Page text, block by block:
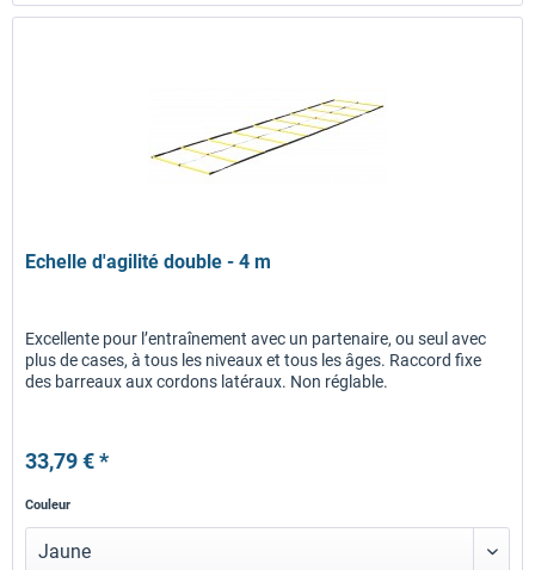
Echelle d'agilité double - 4 m
Excellente pour l’entraînement avec un partenaire, ou seul avec
plus de cases, à tous les niveaux et tous les âges. Raccord fixe
des barreaux aux cordons latéraux. Non réglable.
33,79 € *
Couleur